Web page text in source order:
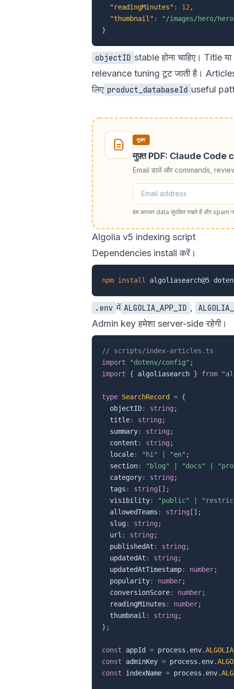
"readingMinutes" : 12 ,
"thumbnail" :
"/images/hero/
}
objectID stable होना चाहिए। Title
relevance tuning टूट जाती है।
लिए product_databaseId useful
मुफ़्त
मुफ़्त PDF: Claude Code
Email डालें और commands,
हम आपका data सुरक्षित रखते हैं और spam
Algolia v5 indexing script
Dependencies install करें।
npm install
.env में ALGOLIA_APP_ID ,
Admin key हमेशा server-side रहेगी।
// scripts/index-articles.ts
import
"dotenv/config" ;
import
{ algoliasearch } from
type SearchRecord = {
  objectID
: string ;
  title
: string ;
  summary
: string ;
  content
: string ;
  locale
: "hi" "en" ;
  section
: "blog" "docs"
  category
: string ;
  tags
: string [ ] ;
  visibility
: "public"
  allowedTeams
: string [ ] ;
  slug
: string ;
  url
: string ;
  publishedAt
: string ;
  updatedAt
: string ;
  updatedAtTimestamp
: number;
  popularity
: number;
  conversionScore
: number;
  readingMinutes
: number;
  thumbnail
: string ;
} ;
const appId = process . env.
const adminKey = process . env.
const indexName = process . env.